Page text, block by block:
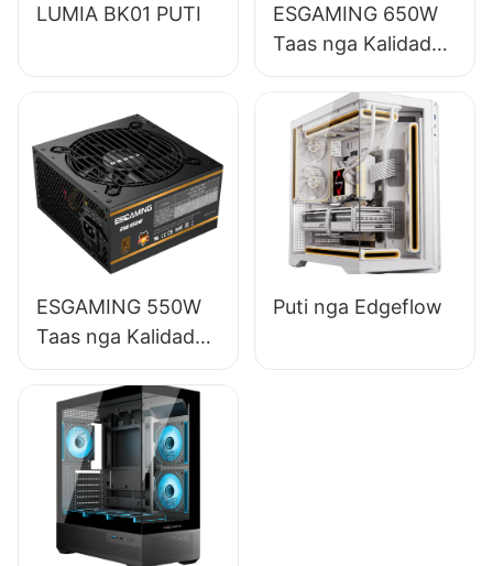
LUMIA BK01 PUTI
ESGAMING 650W
Taas nga Kalidad
85% nga Epektibo
nga Full-Module
80+ Bronse nga
Suplay sa Kuryente
sa Desktop PC
ESB650W
ESGAMING 550W
Taas nga Kalidad
85% nga Epektibo
80+ Bronse nga
Suplay sa Kuryente
sa Desktop PC
ESB550W
Puti nga Edgeflow